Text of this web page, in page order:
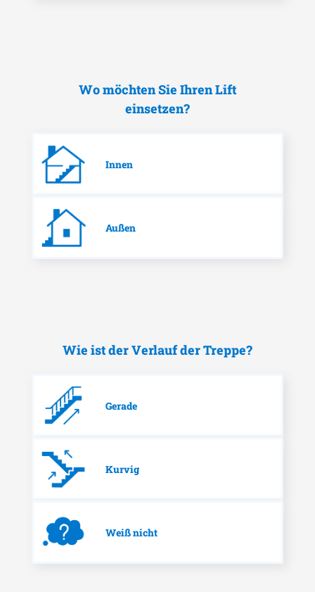
Wo möchten Sie Ihren Lift
einsetzen?
Innen
Außen
Wie ist der Verlauf der Treppe?
Gerade
Kurvig
Weiß nicht